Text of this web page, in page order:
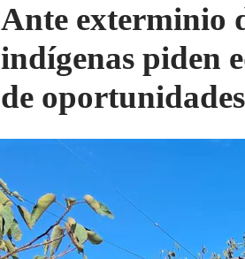
Ante exterminio
indígenas piden
de oportunidades